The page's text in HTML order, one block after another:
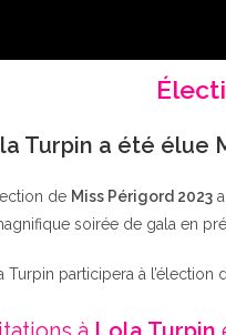
Turpin a été élue
de Miss Périgord 2023a
soirée de gala en
Turpin participera à l’élection